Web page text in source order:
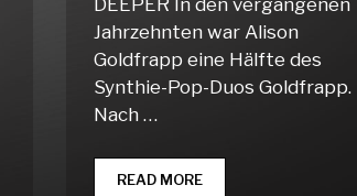
DEEPER In den vergangenen
Jahrzehnten war Alison
Goldfrapp eine Hälfte des
Synthie-Pop-Duos Goldfrapp.
Nach …
READ MOREDANCE